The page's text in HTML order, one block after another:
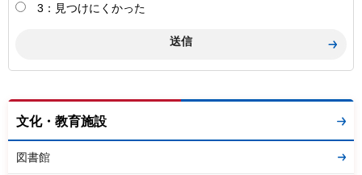
3：見つけにくかった
文化・教育施設
図書館